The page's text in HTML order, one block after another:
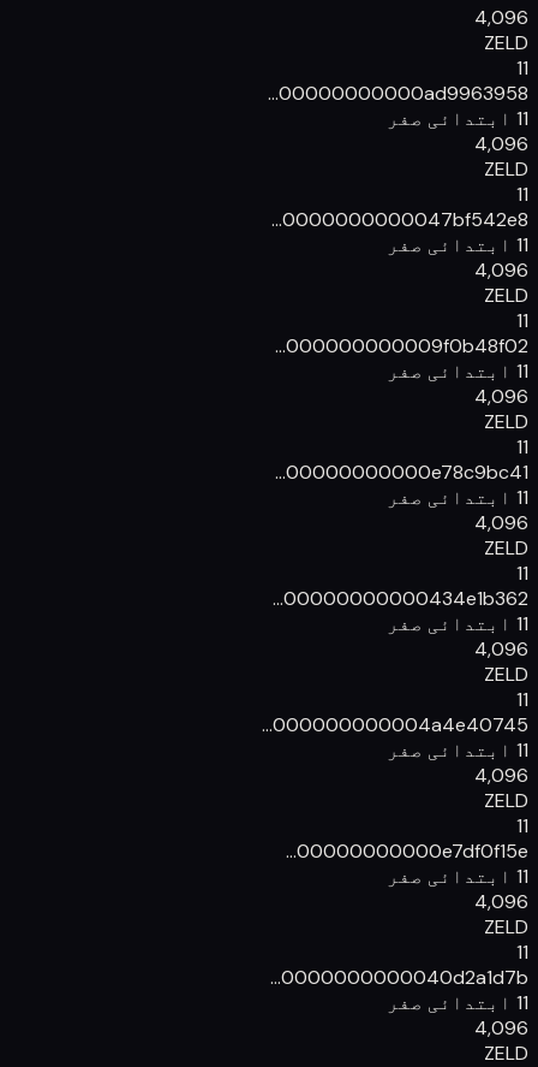
4,096
ZELD
11
00000000000ad9963958...
11 ابتدائی صفر
4,096
ZELD
11
0000000000047bf542e8...
11 ابتدائی صفر
4,096
ZELD
11
000000000009f0b48f02...
11 ابتدائی صفر
4,096
ZELD
11
00000000000e78c9bc41...
11 ابتدائی صفر
4,096
ZELD
11
00000000000434e1b362...
11 ابتدائی صفر
4,096
ZELD
11
000000000004a4e40745...
11 ابتدائی صفر
4,096
ZELD
11
00000000000e7df0f15e...
11 ابتدائی صفر
4,096
ZELD
11
0000000000040d2a1d7b...
11 ابتدائی صفر
4,096
ZELD